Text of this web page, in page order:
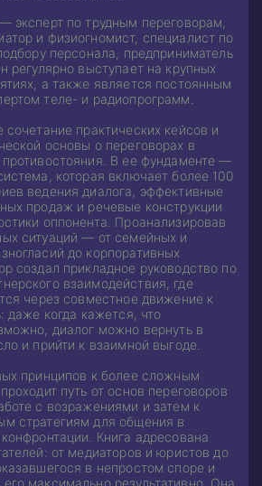
эксперт по трудным переговорам,
и физиогномист, специалист по
персонала, предприниматель
регулярно выступает на крупных
а также является постоянным
теле- и радиопрограмм.
практических кейсов и
основы о переговорах в
противостояния. В ее фундаменте —
которая включает более 100
ведения диалога, эффективные
продаж и речевые конструкции
оппонента. Проанализировав
ситуаций — от семейных и
до корпоративных
создал прикладное руководство по
взаимодействия, где
через совместное движение к
даже когда кажется, что
диалог можно вернуть в
и прийти к взаимной выгоде.
принципов к более сложным
путь от основ переговоров
с возражениями и затем к
стратегиям для общения в
Книга адресована
от медиаторов и юристов до
в непростом споре и
максимально результативно. Она